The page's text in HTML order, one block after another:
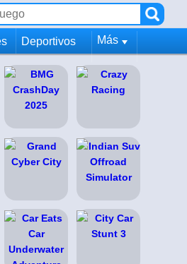
Deportivos Más